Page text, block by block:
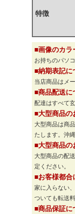
特徴
■画像のカラ
お持ちのパソ
■納期表記に
当店商品はメ
■商品配送に
配達はすべて
■大型商品の
大型商品は商
たします。沖
■大型商品の
大型商品の配
定ください。
■お客様都合
家に入らない
ついても転送
■商品保証に